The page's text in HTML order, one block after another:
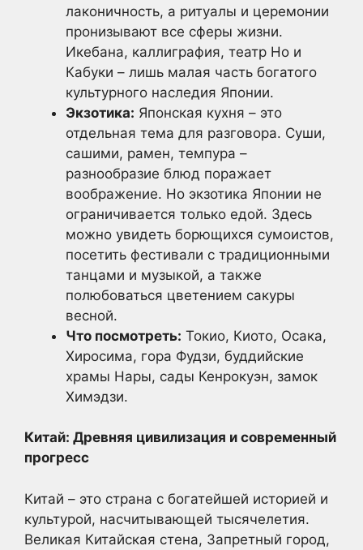
лаконичность, а ритуалы и церемонии
пронизывают все сферы жизни.
Икебана, каллиграфия, театр Но и
Кабуки – лишь малая часть богатого
культурного наследия Японии.
Экзотика: Японская кухня – это
отдельная тема для разговора. Суши,
сашими, рамен, темпура –
разнообразие блюд поражает
воображение. Но экзотика Японии не
ограничивается только едой. Здесь
можно увидеть борющихся сумоистов,
посетить фестивали с традиционными
танцами и музыкой, а также
полюбоваться цветением сакуры
весной.
Что посмотреть: Токио, Киото, Осака,
Хиросима, гора Фудзи, буддийские
храмы Нары, сады Кенрокуэн, замок
Химэдзи.
Китай: Древняя цивилизация и современный
прогресс
Китай – это страна с богатейшей историей и
культурой, насчитывающей тысячелетия.
Великая Китайская стена, Запретный город,